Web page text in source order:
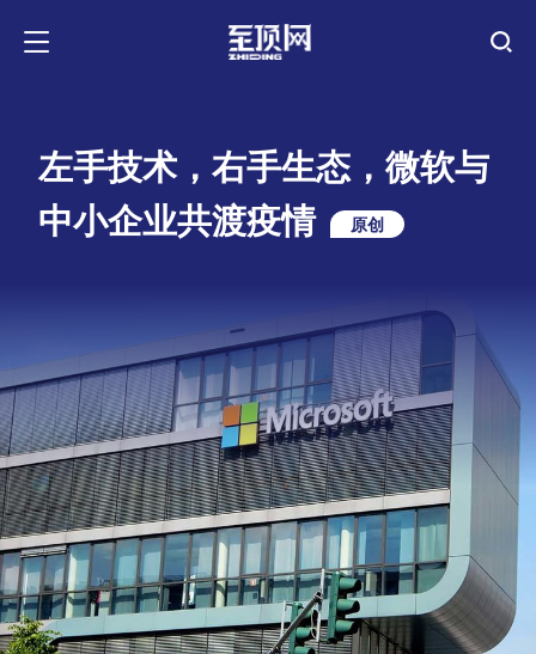
左手技术，右手生态，微软与
中小企业共渡疫情
原创